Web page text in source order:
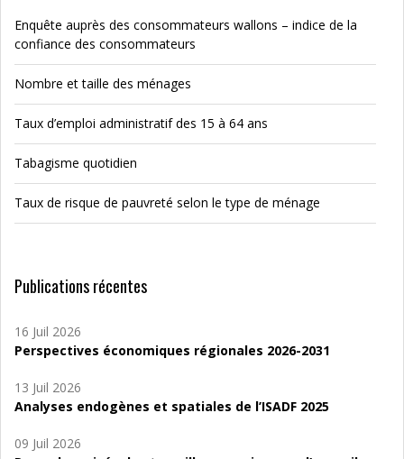
Enquête auprès des consommateurs wallons – indice de la
confiance des consommateurs
Nombre et taille des ménages
Taux d’emploi administratif des 15 à 64 ans
Tabagisme quotidien
Taux de risque de pauvreté selon le type de ménage
Publications récentes
16 Juil 2026
Perspectives économiques régionales 2026-2031
13 Juil 2026
Analyses endogènes et spatiales de l’ISADF 2025
09 Juil 2026